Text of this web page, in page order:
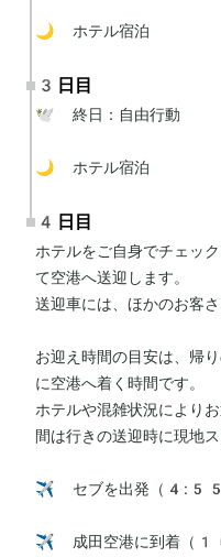
🌙 ホテル宿泊
3日目
🕊 終日：自由行動
🌙 ホテル宿泊
4日目
ホテルをご自身でチェッ
て空港へ送迎します。
送迎車には、ほかのお客
お迎え時間の目安は、帰
に空港へ着く時間です。
ホテルや混雑状況により
間は行きの送迎時に現地
✈️ セブを出発（
✈️ 成田空港に到着